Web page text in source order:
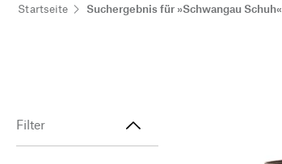
Startseite Suchergebnis für »Schwangau Schuh«
Filter